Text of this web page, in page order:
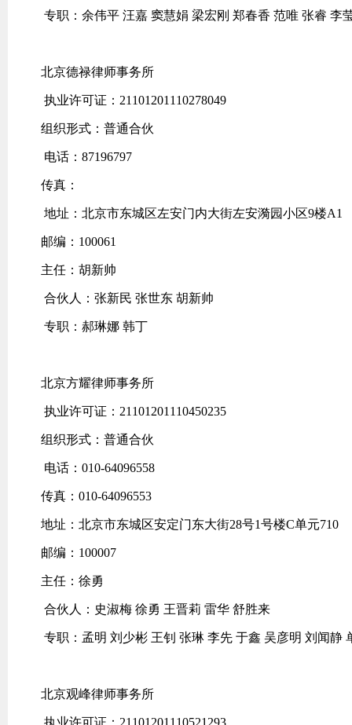
专职：余伟平 汪嘉 窦慧娟 梁宏刚 郑春香 范唯 张睿 李
北京德禄律师事务所
执业许可证：21101201110278049
组织形式：普通合伙
电话：87196797
传真：
地址：北京市东城区左安门内大街左安漪园小区9楼A1
邮编：100061
主任：胡新帅
合伙人：张新民 张世东 胡新帅
专职：郝琳娜 韩丁
北京方耀律师事务所
执业许可证：21101201110450235
组织形式：普通合伙
电话：010-64096558
传真：010-64096553
地址：北京市东城区安定门东大街28号1号楼C单元710
邮编：100007
主任：徐勇
合伙人：史淑梅 徐勇 王晋莉 雷华 舒胜来
专职：孟明 刘少彬 王钊 张琳 李先 于鑫 吴彦明 刘闻静
北京观峰律师事务所
执业许可证：21101201110521293